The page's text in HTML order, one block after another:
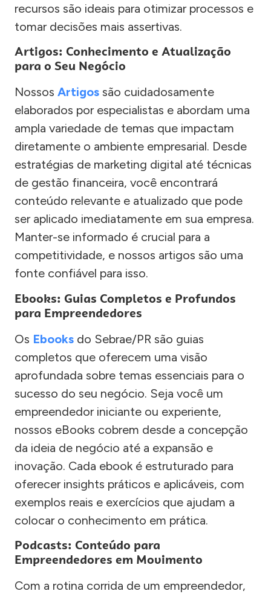
recursos são ideais para otimizar processos e
tomar decisões mais assertivas.
Artigos: Conhecimento e Atualização
para o Seu Negócio
Nossos Artigos são cuidadosamente
elaborados por especialistas e abordam uma
ampla variedade de temas que impactam
diretamente o ambiente empresarial. Desde
estratégias de marketing digital até técnicas
de gestão financeira, você encontrará
conteúdo relevante e atualizado que pode
ser aplicado imediatamente em sua empresa.
Manter-se informado é crucial para a
competitividade, e nossos artigos são uma
fonte confiável para isso.
Ebooks: Guias Completos e Profundos
para Empreendedores
Os Ebooks do Sebrae/PR são guias
completos que oferecem uma visão
aprofundada sobre temas essenciais para o
sucesso do seu negócio. Seja você um
empreendedor iniciante ou experiente,
nossos eBooks cobrem desde a concepção
da ideia de negócio até a expansão e
inovação. Cada ebook é estruturado para
oferecer insights práticos e aplicáveis, com
exemplos reais e exercícios que ajudam a
colocar o conhecimento em prática.
Podcasts: Conteúdo para
Empreendedores em Movimento
Com a rotina corrida de um empreendedor,